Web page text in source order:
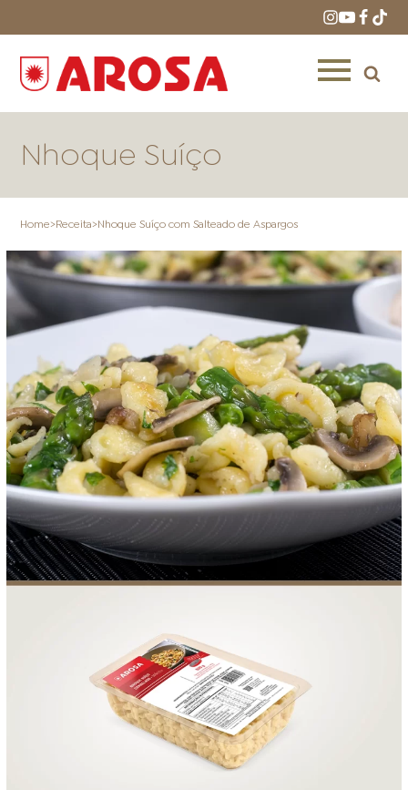
ONDE COMPRAR LOJAS AROSA
DISTRIBUIDORES E
REPRESENTANTES
FOOD SERVICE AGENDA DE CURSOS
SAC
Nhoque Suíço
Home>Receita>Nhoque Suíço com Salteado de Aspargos